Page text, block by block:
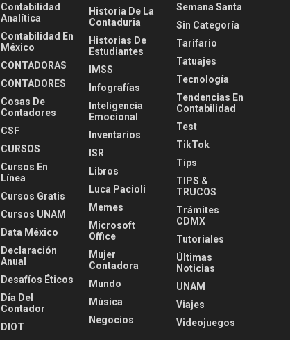
Contabilidad
Analítica
Contabilidad En
México
CONTADORAS
CONTADORES
Cosas De
Contadores
CSF
CURSOS
Cursos En
Línea
Cursos Gratis
Cursos UNAM
Data México
Declaración
Anual
Desafíos Éticos
Día Del
Contador
DIOT
Historia De La
Contaduria
Historias De
Estudiantes
IMSS
Infografías
Inteligencia
Emocional
Inventarios
ISR
Libros
Luca Pacioli
Memes
Microsoft
Office
Mujer
Contadora
Mundo
Música
Negocios
Semana Santa
Sin Categoría
Tarifario
Tatuajes
Tecnología
Tendencias En
Contabilidad
Test
TikTok
Tips
TIPS &
TRUCOS
Trámites
CDMX
Tutoriales
Últimas
Noticias
UNAM
Viajes
Videojuegos